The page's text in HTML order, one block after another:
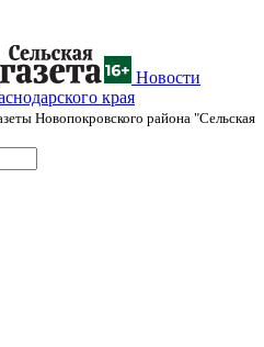
Новости
края
Новопокровского района "Сельская